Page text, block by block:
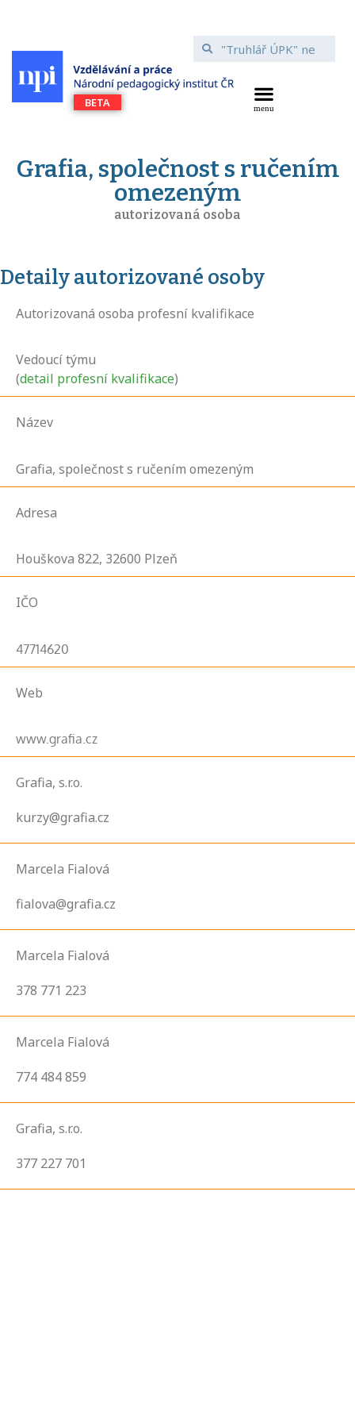
Grafia, společnost s ručením
omezeným
autorizovaná osoba
Detaily autorizované osoby
Autorizovaná osoba profesní kvalifikace
Vedoucí týmu
(detail profesní kvalifikace)
Název
Grafia, společnost s ručením omezeným
Adresa
Houškova 822, 32600 Plzeň
IČO
47714620
Web
www.grafia.cz
Grafia, s.r.o.
kurzy@grafia.cz
Marcela Fialová
fialova@grafia.cz
Marcela Fialová
378 771 223
Marcela Fialová
774 484 859
Grafia, s.r.o.
377 227 701